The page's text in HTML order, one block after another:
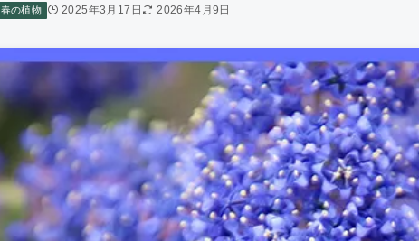
春の植物 2025年3月17日 2026年4月9日